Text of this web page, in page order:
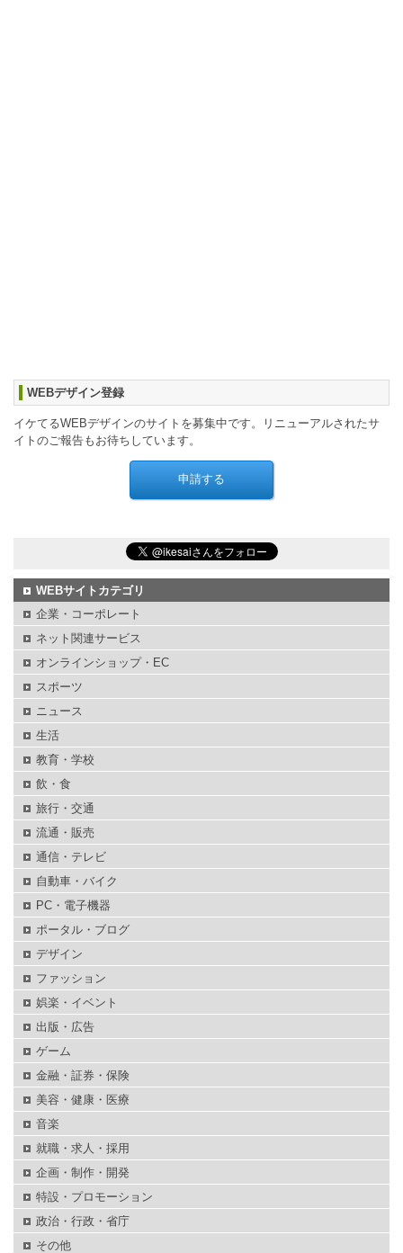
WEBデザイン登録
イケてるWEBデザインのサイトを募集中です。リニューアルされたサ
イトのご報告もお待ちしています。
WEBサイトカテゴリ
企業・コーポレート
ネット関連サービス
オンラインショップ・EC
スポーツ
ニュース
生活
教育・学校
飲・食
旅行・交通
流通・販売
通信・テレビ
自動車・バイク
PC・電子機器
ポータル・ブログ
デザイン
ファッション
娯楽・イベント
出版・広告
ゲーム
金融・証券・保険
美容・健康・医療
音楽
就職・求人・採用
企画・制作・開発
特設・プロモーション
政治・行政・省庁
その他